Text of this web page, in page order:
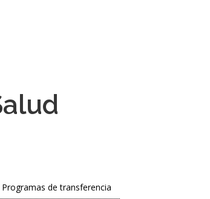
Programas de transferencia